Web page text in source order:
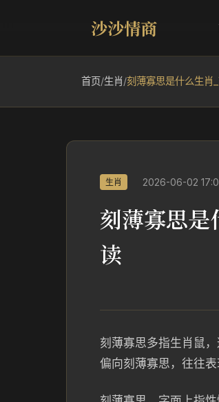
沙沙情商
首页/生肖/刻薄寡思是什么生肖
生肖 2026-06-02
刻薄寡思
读
刻薄寡思多指生肖鼠
偏向刻薄寡思，往往